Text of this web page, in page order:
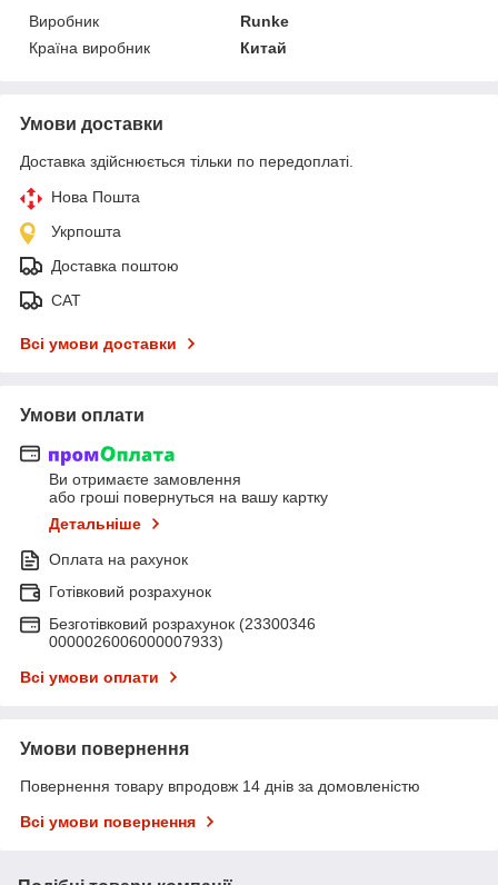
Виробник
Runke
Країна виробник
Китай
Умови доставки
Доставка здійснюється тільки по передоплаті.
Нова Пошта
Укрпошта
Доставка поштою
САТ
Всі умови доставки
Умови оплати
Ви отримаєте замовлення
або гроші повернуться на вашу картку
Детальніше
Оплата на рахунок
Готівковий розрахунок
Безготівковий розрахунок (23300346
0000026006000007933)
Всі умови оплати
Умови повернення
Повернення товару впродовж 14 днів за домовленістю
Всі умови повернення